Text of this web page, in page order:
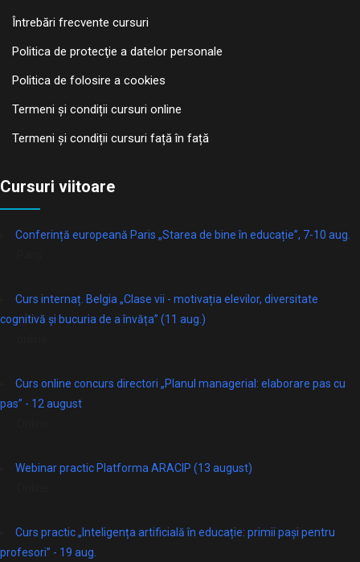
Întrebări frecvente cursuri
Politica de protecţie a datelor personale
Politica de folosire a cookies
Termeni și condiții cursuri online
Termeni și condiții cursuri față în față
Cursuri viitoare
Conferință europeană Paris „Starea de bine în educație”, 7-10 aug.
Curs internaț. Belgia „Clase vii - motivația elevilor, diversitate
cognitivă și bucuria de a învăța” (11 aug.)
Curs online concurs directori „Planul managerial: elaborare pas cu
pas” - 12 august
Webinar practic Platforma ARACIP (13 august)
Curs practic „Inteligența artificială în educație: primii pași pentru
profesori” - 19 aug.